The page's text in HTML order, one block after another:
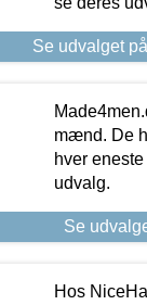
Se udvalget
mænd. De
hver
udvalg.
Se
Hos